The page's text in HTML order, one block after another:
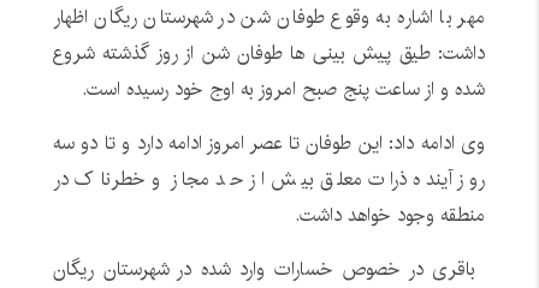
مهر با اشاره به وقوع طوفان شن در شهرستان ریگان اظهار
داشت: طیق پیش بینی ها طوفان شن از روز گذشته شروع
شده و از ساعت پنج صبح امروز به اوج خود رسیده است.
وی ادامه داد: این طوفان تا عصر امروز ادامه دارد و تا دو سه
روز آینده ذرات معلق بیش از حد مجاز و خطرناک در
منطقه وجود خواهد داشت.
باقری در خصوص خسارات وارد شده در شهرستان ریگان